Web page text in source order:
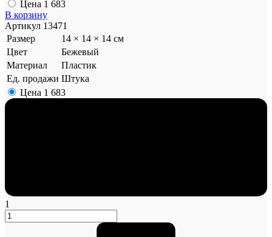
Цена 1 683
В корзину
Артикул 13471
Размер
14 × 14 × 14 см
Цвет
Бежевый
Материал
Пластик
Ед. продажи Штука
Цена 1 683
1